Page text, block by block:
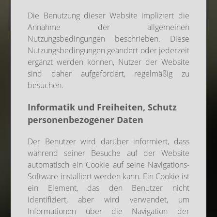
Die Benutzung dieser Website impliziert die
Annahme der allgemeinen
Nutzungsbedingungen beschrieben. Diese
Nutzungsbedingungen geändert oder jederzeit
ergänzt werden können, Nutzer der Website
sind daher aufgefordert, regelmäßig zu
besuchen.
Informatik und Freiheiten, Schutz
personenbezogener Daten
Der Benutzer wird darüber informiert, dass
während seiner Besuche auf der Website
automatisch ein Cookie auf seine Navigations-
Software installiert werden kann. Ein Cookie ist
ein Element, das den Benutzer nicht
identifiziert, aber wird verwendet, um
Informationen über die Navigation der